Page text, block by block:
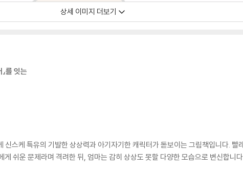
상세 이미지 더보기
를 잇는
케 신스케 특유의 기발한 상상력과 아기자기한 캐릭터가 돋보이는 그림책입니다.
쉬운 문제라며 격려한 뒤, 엄마는 감히 상상도 못할 다양한 모습으로 변신합니